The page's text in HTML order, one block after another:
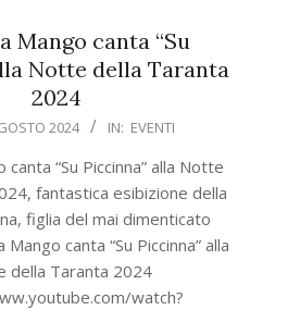
Mango canta “Su
Notte della Taranta
2024
2024 IN: EVENTI
canta “Su Piccinna” alla Notte
fantastica esibizione della
figlia del mai dimenticato
Mango canta “Su Piccinna” alla
della Taranta 2024
watch?